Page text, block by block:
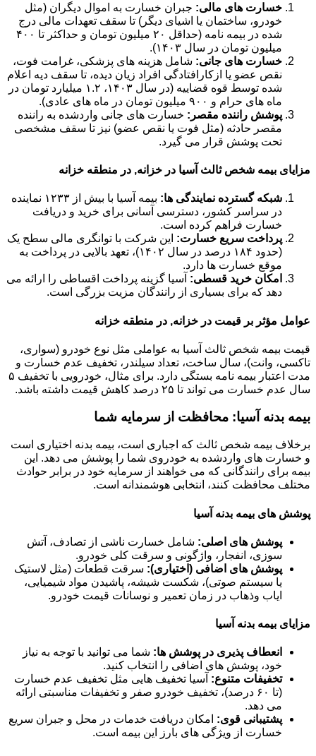
خسارت های مالی: جبران خسارت به اموال دیگران (مثل
خودرو، ساختمان یا اشیای دیگر) تا سقف تعهدات مالی درج
شده در بیمه نامه (حداقل ۲۰ میلیون تومان و حداکثر تا ۴۰۰
میلیون تومان در سال ۱۴۰۳).
خسارت های جانی: شامل هزینه های پزشکی، غرامت فوت،
نقص عضو یا ازکارافتادگی افراد زیان دیده، تا سقف دیه اعلام
شده توسط قوه قضاییه (در سال ۱۴۰۳، ۱.۲ میلیارد تومان در
ماه های حرام و ۹۰۰ میلیون تومان در ماه های عادی).
پوشش راننده مقصر: خسارت های جانی واردشده به راننده
مقصر حادثه (مثل فوت یا نقص عضو) نیز تا سقف مشخصی
تحت پوشش قرار می گیرد.
مزایای بیمه شخص ثالث آسیا در خزانه, در منطقه خزانه
شبکه گسترده نمایندگی ها:
بیمه آسیا با بیش از ۱۲۳۳ نماینده
در سراسر کشور، دسترسی آسانی برای خرید و دریافت
خسارت فراهم کرده است.
پرداخت سریع خسارت: این شرکت با توانگری مالی سطح یک
(حدود ۱۸۴ درصد در سال ۱۴۰۲)، تعهد بالایی در پرداخت به
موقع خسارت ها دارد.
امکان خرید قسطی: آسیا گزینه پرداخت اقساطی را ارائه می
دهد که برای بسیاری از رانندگان مزیت بزرگی است.
عوامل مؤثر بر قیمت در خزانه, در منطقه خزانه
قیمت بیمه شخص ثالث آسیا به عواملی مثل نوع خودرو (سواری،
تاکسی، وانت)، سال ساخت، تعداد سیلندر، تخفیف عدم خسارت و
مدت اعتبار بیمه نامه بستگی دارد. برای مثال، خودرویی با تخفیف ۵
سال عدم خسارت می تواند تا ۲۵ درصد کاهش قیمت داشته باشد.
بیمه بدنه آسیا: محافظت از سرمایه شما
برخلاف بیمه شخص ثالث که اجباری است، بیمه بدنه اختیاری است
و خسارت های واردشده به خودروی شما را پوشش می دهد. این
بیمه برای رانندگانی که می خواهند از سرمایه خود در برابر حوادث
مختلف محافظت کنند، انتخابی هوشمندانه است.
پوشش های بیمه بدنه آسیا
پوشش های اصلی: شامل خسارت ناشی از تصادف، آتش
سوزی، انفجار، واژگونی و سرقت کلی خودرو.
پوشش های اضافی (اختیاری): سرقت قطعات (مثل لاستیک
یا سیستم صوتی)، شکست شیشه، پاشیدن مواد شیمیایی،
ایاب وذهاب در زمان تعمیر و نوسانات قیمت خودرو.
مزایای بیمه بدنه آسیا
انعطاف پذیری در پوشش ها: شما می توانید با توجه به نیاز
خود، پوشش های اضافی را انتخاب کنید.
تخفیفات متنوع: آسیا تخفیف هایی مثل تخفیف عدم خسارت
(تا ۶۰ درصد)، تخفیف خودرو صفر و تخفیفات مناسبتی ارائه
می دهد.
پشتیبانی قوی: امکان دریافت خدمات در محل و جبران سریع
خسارت از ویژگی های بارز این بیمه است.